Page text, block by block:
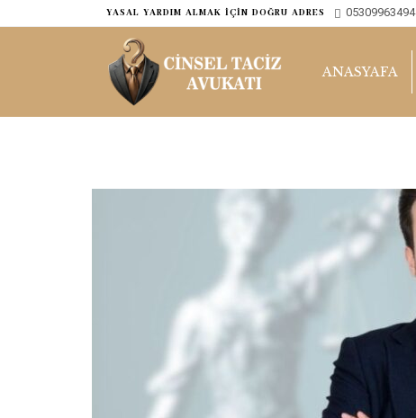
ㅤYASAL YARDIM ALMAK İÇİN DOĞRU ADRES 05309963494
ANASYAFA